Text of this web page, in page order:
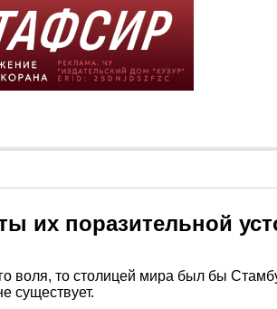
их поразительной
воля, то столицей мира был бы
существует.